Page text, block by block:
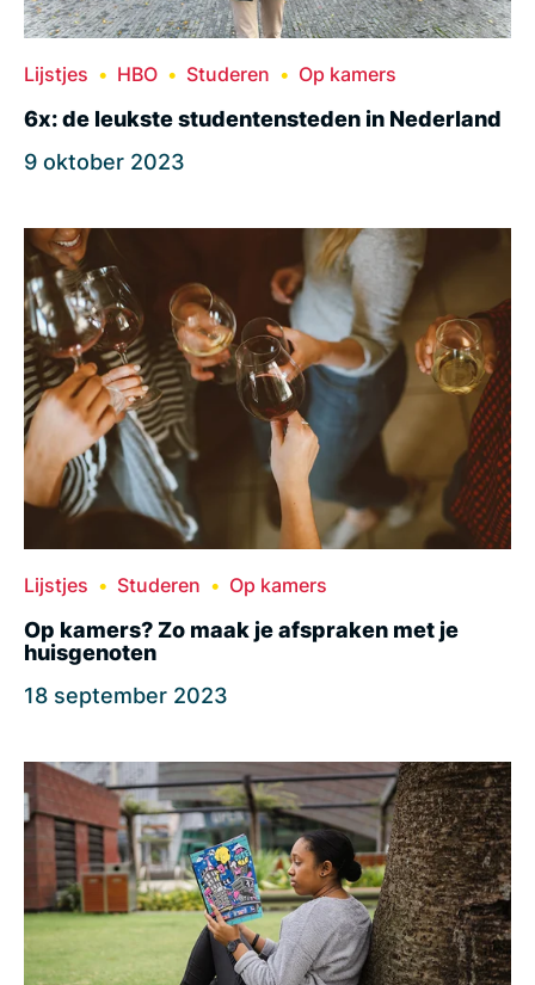
Lijstjes HBO Studeren Op kamers
6x: de leukste studentensteden in Nederland
9 oktober 2023
Lijstjes Studeren Op kamers
Op kamers? Zo maak je afspraken met je
huisgenoten
18 september 2023